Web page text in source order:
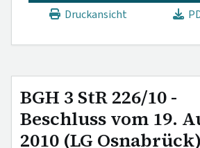
Druckansicht
BGH 3 StR 226/10 -
Beschluss vom 19.
2010 (LG Osnabrück)